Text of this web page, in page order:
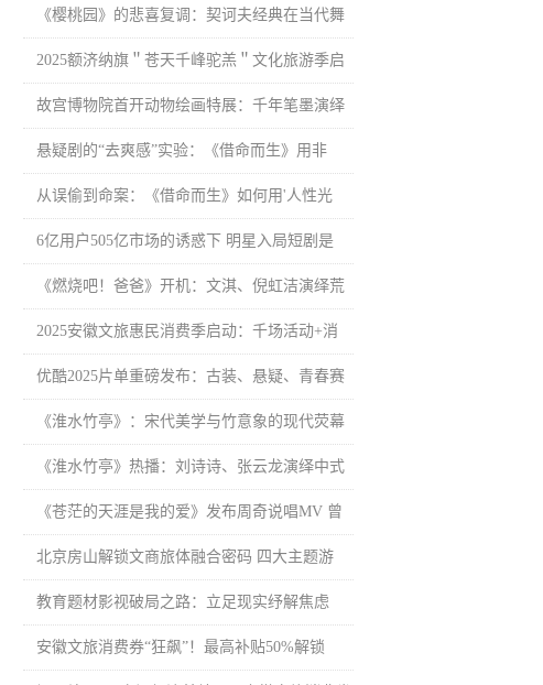
《樱桃园》的悲喜复调：契诃夫经典在当代舞
2025额济纳旗＂苍天千峰驼羔＂文化旅游季启
故宫博物院首开动物绘画特展：千年笔墨演绎
悬疑剧的“去爽感”实验：《借命而生》用非
从误偷到命案：《借命而生》如何用'人性光
6亿用户505亿市场的诱惑下 明星入局短剧是
《燃烧吧！爸爸》开机：文淇、倪虹洁演绎荒
2025安徽文旅惠民消费季启动：千场活动+消
优酷2025片单重磅发布：古装、悬疑、青春赛
《淮水竹亭》：宋代美学与竹意象的现代荧幕
《淮水竹亭》热播：刘诗诗、张云龙演绎中式
《苍茫的天涯是我的爱》发布周奇说唱MV 曾
北京房山解锁文商旅体融合密码 四大主题游
教育题材影视破局之路：立足现实纾解焦虑
安徽文旅消费券“狂飙”！最高补贴50%解锁